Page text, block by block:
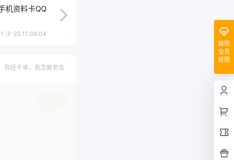
机资料卡QQ
3-25 11:06:04
你还不来，我怎敢老去
解锁
会员
权限